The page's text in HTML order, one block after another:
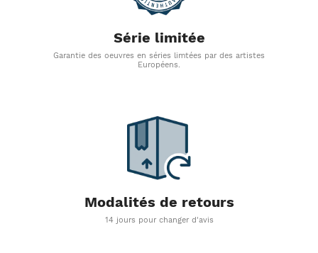
Série limitée
Garantie des oeuvres en séries limtées par des artistes
Européens.
Modalités de retours
14 jours pour changer d'avis